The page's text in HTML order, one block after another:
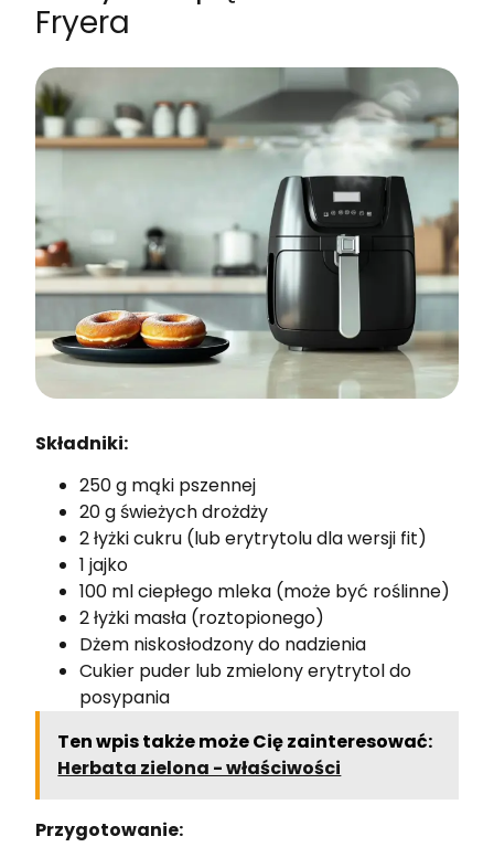
Fryera
Składniki:
250 g mąki pszennej
20 g świeżych drożdży
2 łyżki cukru (lub erytrytolu dla wersji fit)
1 jajko
100 ml ciepłego mleka (może być roślinne)
2 łyżki masła (roztopionego)
Dżem niskosłodzony do nadzienia
Cukier puder lub zmielony erytrytol do
posypania
Ten wpis także może Cię zainteresować:
Herbata zielona - właściwości
Przygotowanie: